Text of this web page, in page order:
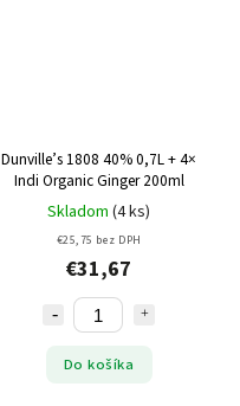
Dunville’s 1808 40% 0,7L + 4×
Indi Organic Ginger 200ml
Skladom (4 ks)
€25,75 bez DPH
€31,67
Do košíka